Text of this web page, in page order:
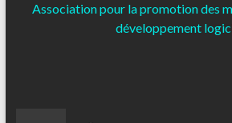
Association pour la promotion des
développement